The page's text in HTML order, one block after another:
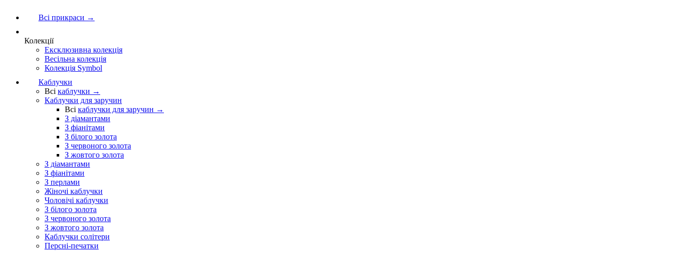
Всі прикраси →
Колекції
Ексклюзивна колекція
Весільна колекція
Колекція Symbol
Каблучки
Всі каблучки →
Каблучки для заручин
Всі каблучки для заручин →
З діамантами
З фіанітами
З білого золота
З червоного золота
З жовтого золота
З діамантами
З фіанітами
З перлами
Жіночі каблучки
Чоловічі каблучки
З білого золота
З червоного золота
З жовтого золота
Каблучки солітери
Персні-печатки